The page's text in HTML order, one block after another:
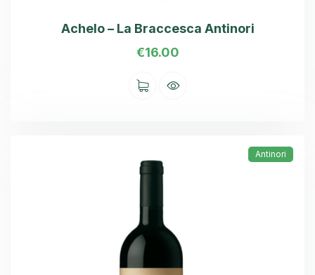
Achelo – La Braccesca Antinori
€16.00
Antinori